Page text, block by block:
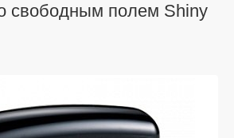
свободным полем Shiny